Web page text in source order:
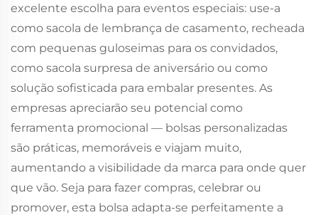
excelente escolha para eventos especiais: use-a
como sacola de lembrança de casamento, recheada
com pequenas guloseimas para os convidados,
como sacola surpresa de aniversário ou como
solução sofisticada para embalar presentes. As
empresas apreciarão seu potencial como
ferramenta promocional — bolsas personalizadas
são práticas, memoráveis e viajam muito,
aumentando a visibilidade da marca para onde quer
que vão. Seja para fazer compras, celebrar ou
promover, esta bolsa adapta-se perfeitamente a